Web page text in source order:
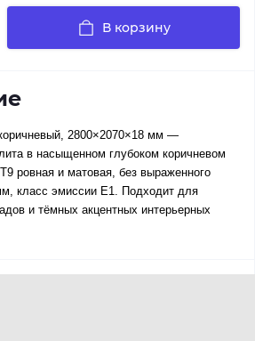
В корзину
2800×2070×18 мм —
в насыщенном глубоком коричневом
ровная и матовая, без выраженного
класс эмиссии E1. Подходит для
и тёмных акцентных интерьерных